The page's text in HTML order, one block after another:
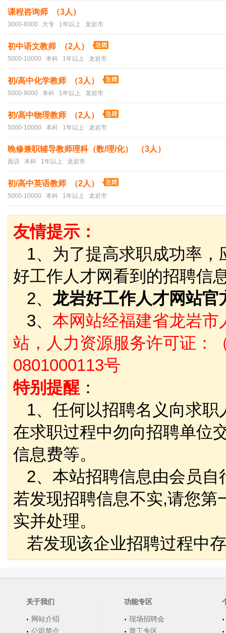
课程咨询师 （3人）
3000-8000 大专 1年以上 龙岩市
初中语文教师 （2人）
5000-10000 本科 1年以上 龙岩市
初/高中化学教师 （3人）
5000-9000 本科 1年以上 龙岩市
初/高中物理教师 （2人）
5000-10000 本科 1年以上 龙岩市
晚修兼职辅导教师理科（数/理/化） （3人）
面议 本科 1年以上 龙岩市
初/高中英语教师 （2人）
5000-10000 本科 1年以上 龙岩市
友情提示：
1、为了提高求职成功率，
好工作人才网看到的招聘信
2、 龙岩好工作人才网站
3、 本网站经福建省龙岩
站，人力资源服务许可证：
0801000113号
特别提醒 ：
1、任何以招聘名义向求职
在求职过程中勿向招聘单位
信息费等。
2、本站招聘信息由会员自
若发现招聘信息不实,请您第
实并处理。
若发现该企业招聘过程中
关于我们
网站介绍
公司简介
功能专区
现场招聘会
普工专区